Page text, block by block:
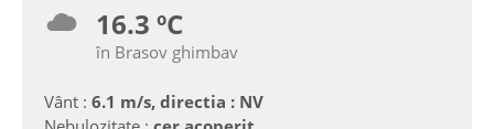
16.3 ºC
în Brasov ghimbav
Vânt : 6.1 m/s, directia : NV